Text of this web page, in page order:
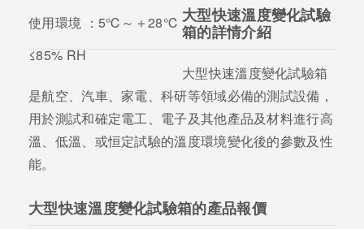
使用環境 ： 5℃～＋28℃
≤85% RH
大型快速溫度變化試驗
箱的詳情介紹
大型快速溫度變化試驗箱
是航空、汽車、家電、科研等領域必備的測試設備，
用於測試和確定電工、電子及其他產品及材料進行高
溫、低溫、或恒定試驗的溫度環境變化後的參數及性
能。
大型快速溫度變化試驗箱的產品報價